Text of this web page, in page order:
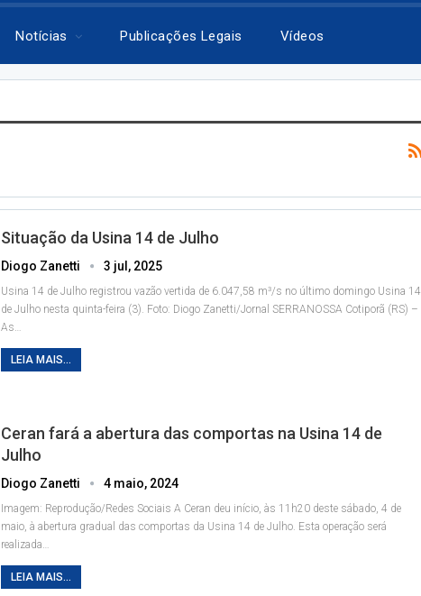
Notícias Publicações Legais Vídeos
Situação da Usina 14 de Julho
Diogo Zanetti 3 jul, 2025
Usina 14 de Julho registrou vazão vertida de 6.047,58 m³/s no último domingo Usina 14
de Julho nesta quinta-feira (3). Foto: Diogo Zanetti/Jornal SERRANOSSA Cotiporã (RS) –
As
LEIA MAIS...
Ceran fará a abertura das comportas na Usina 14 de
Julho
Diogo Zanetti 4 maio, 2024
Imagem: Reprodução/Redes Sociais A Ceran deu início, às 11h20 deste sábado, 4 de
maio, à abertura gradual das comportas da Usina 14 de Julho. Esta operação será
realizada
LEIA MAIS...